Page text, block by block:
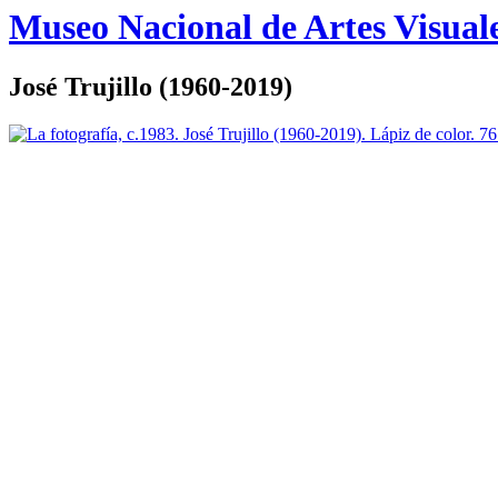
Logo
MNAV
Museo Nacional de Artes
José Trujillo (1960-2019)